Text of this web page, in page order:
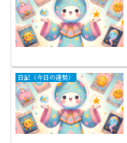
日記（今日の運勢）